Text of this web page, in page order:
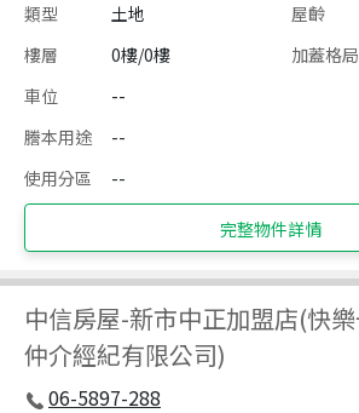
類型 土地 屋齡
樓層
0樓/0樓 加蓋格局
車位
--
謄本用途
--
使用分區
--
完整物件詳情
中信房屋-新市中正加盟店(快
仲介經紀有限公司)
06-5897-288